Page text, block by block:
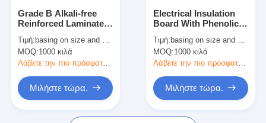
Συγκολλητική ταινία μόνωσης
Ταινία μόνωσης υφασμάτων γυαλιού
Grade B Alkali-free
Reinforced Laminates
Resin For Insulation
Τιμή: basing on size and quantity
MOQ:1000 κιλά
Λάβετε την πιο πρόσφατη τιμή
Μιλήστε τώρα.
Electrical Insulation
Board With Phenolic
Electrical Applications
Τιμή: basing on size and quantity
MOQ:1000 κιλά
Λάβετε την πιο πρόσφατη τιμή
Μιλήστε τώρα.